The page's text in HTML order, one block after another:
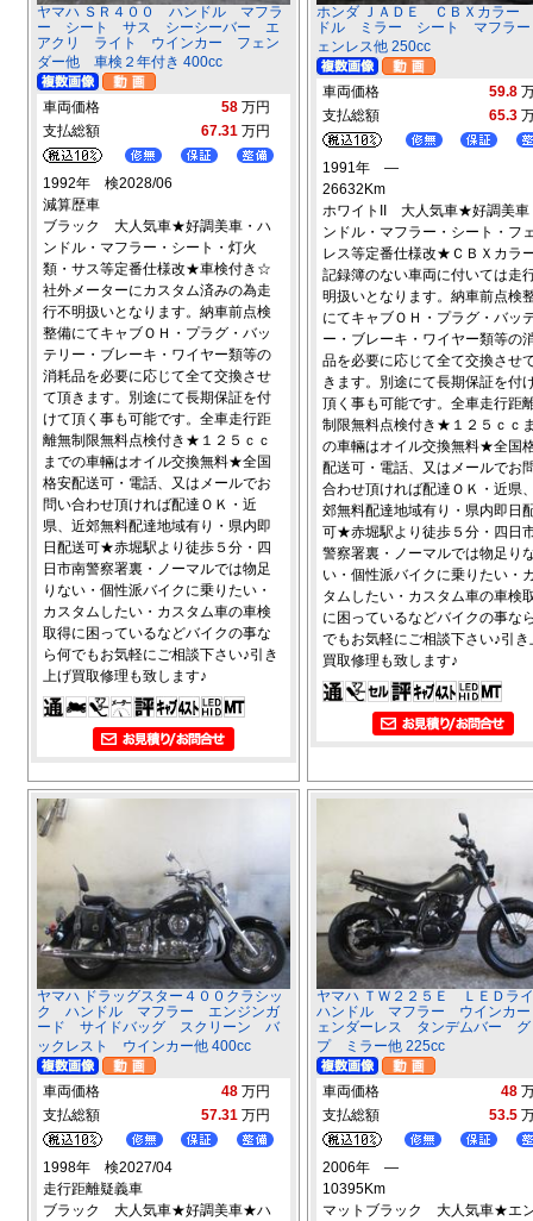
ヤマハ ＳＲ４００ ハンドル マフラ
ー シート サス シーシーバー エ
アクリ ライト ウインカー フェン
ダー他 車検２年付き 400cc
車両価格 58 万円
支払総額
67.31 万円
1992年 検2028/06
減算歴車
ブラック 大人気車★好調美車・ハ
ンドル・マフラー・シート・灯火
類・サス等定番仕様改★車検付き☆
社外メーターにカスタム済みの為走
行不明扱いとなります。納車前点検
整備にてキャブＯＨ・プラグ・バッ
テリー・ブレーキ・ワイヤー類等の
消耗品を必要に応じて全て交換させ
て頂きます。別途にて長期保証を付
けて頂く事も可能です。全車走行距
離無制限無料点検付き★１２５ｃｃ
までの車輛はオイル交換無料★全国
格安配送可・電話、又はメールでお
問い合わせ頂ければ配達ＯＫ・近
県、近郊無料配達地域有り・県内即
日配送可★赤堀駅より徒歩５分・四
日市南警察署裏・ノーマルでは物足
りない・個性派バイクに乗りたい・
カスタムしたい・カスタム車の車検
取得に困っているなどバイクの事な
ら何でもお気軽にご相談下さい♪引き
上げ買取修理も致します♪
ホンダ ＪＡＤＥ ＣＢＸカラー
ドル ミラー シート マフラ
ェンレス他 250cc
車両価格 59.8
支払総額
65.3
1991年 ―
26632Km
ホワイトII 大人気車★好調美車
ンドル・マフラー・シート・フ
レス等定番仕様改★ＣＢＸカラ
記録簿のない車両に付いては走
明扱いとなります。納車前点検
にてキャブＯＨ・プラグ・バッ
ー・ブレーキ・ワイヤー類等の
品を必要に応じて全て交換させ
きます。別途にて長期保証を付
頂く事も可能です。全車走行距
制限無料点検付き★１２５ｃｃ
の車輛はオイル交換無料★全国
配送可・電話、又はメールでお
合わせ頂ければ配達ＯＫ・近県
郊無料配達地域有り・県内即日
可★赤堀駅より徒歩５分・四日
警察署裏・ノーマルでは物足り
い・個性派バイクに乗りたい・
タムしたい・カスタム車の車検
に困っているなどバイクの事な
でもお気軽にご相談下さい♪引き
買取修理も致します♪
ヤマハ ドラッグスター４００クラシッ
ク ハンドル マフラー エンジンガ
ード サイドバッグ スクリーン バ
ックレスト ウインカー他 400cc
車両価格 48 万円
支払総額
57.31 万円
1998年 検2027/04
走行距離疑義車
ブラック 大人気車★好調美車★ハ
ヤマハ ＴＷ２２５Ｅ ＬＥＤ
ハンドル マフラー ウインカ
ェンダーレス タンデムバー グ
プ ミラー他 225cc
車両価格 48
支払総額
53.5
2006年 ―
10395Km
マットブラック 大人気車★エ